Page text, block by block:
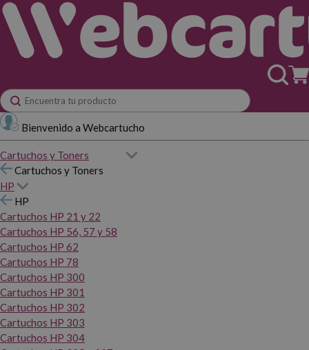
Bienvenido a Webcartucho
Cartuchos y Toners
Cartuchos y Toners
HP
HP
Cartuchos HP 21 y 22
Cartuchos HP 56, 57 y 58
Cartuchos HP 62
Cartuchos HP 78
Cartuchos HP 300
Cartuchos HP 301
Cartuchos HP 302
Cartuchos HP 303
Cartuchos HP 304